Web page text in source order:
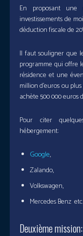
En proposant une
investissements de
déduction fiscale de
Il faut souligner que
programme qui offre
résidence et une
million d’euros ou
achète 500 000 euros
Pour citer
hébergement:
Google,
Zalando,
Volkswagen,
Mercedes Benz
Deuxième mission: